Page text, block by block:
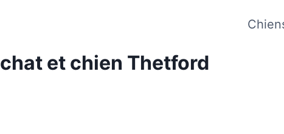
et chien Thetford